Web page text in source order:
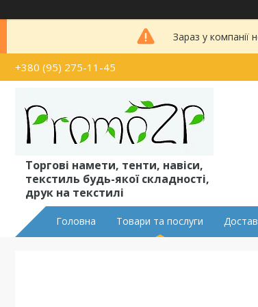
Зараз у
+380 (95) 275-11-45
Торгові намети, тенти, навіси,
текстиль будь-якої складності,
друк на текстилі
Головна Товари та послуги